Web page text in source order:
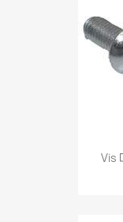
Vis